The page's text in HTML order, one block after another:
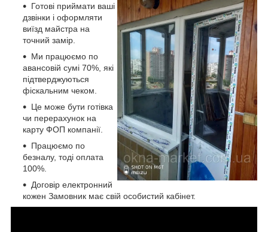
Готові приймати ваші
дзвінки і оформляти
виїзд майстра на
точний замір.
Ми працюємо по
авансовій сумі 70%, які
підтверджуються
фіскальним чеком.
Це може бути готівка
чи перерахунок на
карту ФОП компанії.
Працюємо по
безналу, тоді оплата
100%.
Договір електронний
кожен Замовник має свій особистий кабінет.